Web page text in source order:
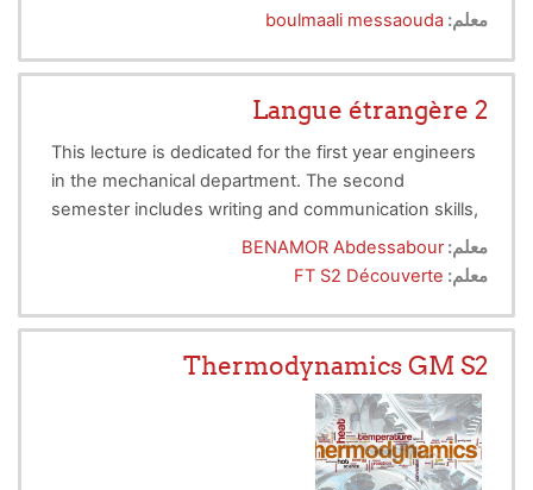
معلم: boulmaali messaouda
Langue étrangère 2
This lecture is dedicated for the first year engineers
in the mechanical department. The second
semester includes writing and communication skills,
writing scientific reports, and technical English forمعلم:BENAMOR Abdessabour
معلم: FT S2 Découverte
Thermodynamics GM S2